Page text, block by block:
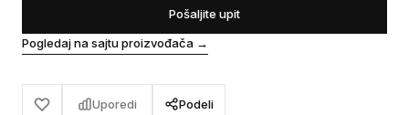
Pošaljite upit
Pogledaj na sajtu proizvođača →
Uporedi Podeli